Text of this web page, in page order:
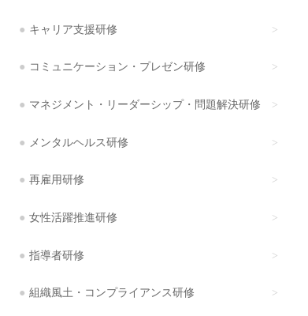
キャリア支援研修
コミュニケーション・プレゼン研修
マネジメント・リーダーシップ・問題解決研修
メンタルヘルス研修
再雇用研修
女性活躍推進研修
指導者研修
組織風土・コンプライアンス研修